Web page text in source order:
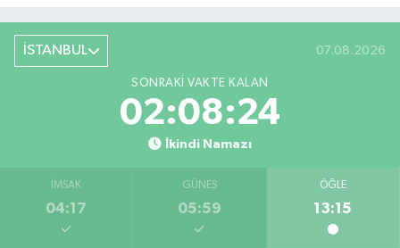
İSTANBUL 07.08.2026
SONRAKI VAKTE KALAN
02:08:23
İkindi Namazı
İMSAK
04:17
GÜNEŞ
05:59
ÖĞLE
13:15